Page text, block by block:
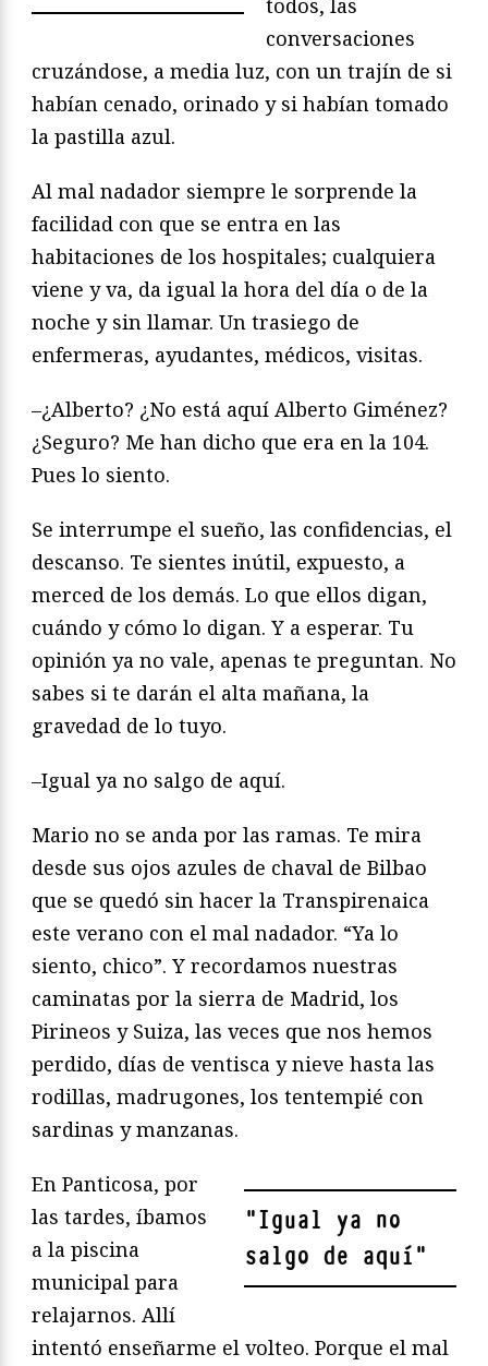
todos, las
conversaciones
cruzándose, a media luz, con un trajín de si
habían cenado, orinado y si habían tomado
la pastilla azul.
Al mal nadador siempre le sorprende la
facilidad con que se entra en las
habitaciones de los hospitales; cualquiera
viene y va, da igual la hora del día o de la
noche y sin llamar. Un trasiego de
enfermeras, ayudantes, médicos, visitas.
–¿Alberto? ¿No está aquí Alberto Giménez?
¿Seguro? Me han dicho que era en la 104.
Pues lo siento.
Se interrumpe el sueño, las confidencias, el
descanso. Te sientes inútil, expuesto, a
merced de los demás. Lo que ellos digan,
cuándo y cómo lo digan. Y a esperar. Tu
opinión ya no vale, apenas te preguntan. No
sabes si te darán el alta mañana, la
gravedad de lo tuyo.
–Igual ya no salgo de aquí.
Mario no se anda por las ramas. Te mira
desde sus ojos azules de chaval de Bilbao
que se quedó sin hacer la Transpirenaica
este verano con el mal nadador. “Ya lo
siento, chico”. Y recordamos nuestras
caminatas por la sierra de Madrid, los
Pirineos y Suiza, las veces que nos hemos
perdido, días de ventisca y nieve hasta las
rodillas, madrugones, los tentempié con
sardinas y manzanas.
"Igual ya no
salgo de aquí"
En Panticosa, por
las tardes, íbamos
a la piscina
municipal para
relajarnos. Allí
intentó enseñarme el volteo. Porque el mal